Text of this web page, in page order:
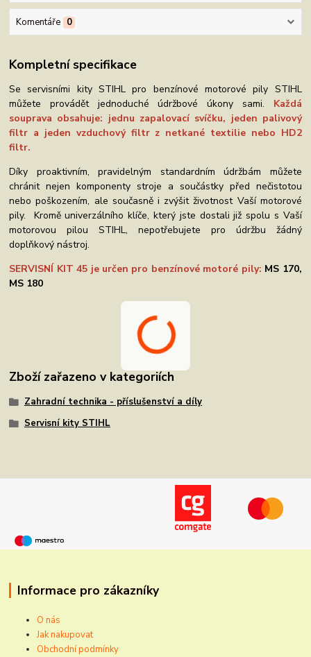
Komentáře 0
Kompletní specifikace
Se servisními kity STIHL pro benzínové motorové pily STIHL
můžete provádět jednoduché údržbové úkony sami. Každá
souprava obsahuje: jednu zapalovací svíčku, jeden palivový
filtr a jeden vzduchový filtr z netkané textilie nebo HD2
filtr.
Díky proaktivním, pravidelným standardním údržbám můžete
chránit nejen komponenty stroje a součástky před nečistotou
nebo poškozením, ale současně i zvýšit životnost Vaší motorové
pily. Kromě univerzálního klíče, který jste dostali již spolu s Vaší
motorovou pilou STIHL, nepotřebujete pro údržbu žádný
doplňkový nástroj.
SERVISNÍ KIT 45 je určen pro benzínové motoré pily: MS 170,
MS 180
Zboží zařazeno v kategoriích
Zahradní technika - příslušenství a díly
Servisní kity STIHL
Informace pro zákazníky
O nás
Jak nakupovat
Obchodní podmínky